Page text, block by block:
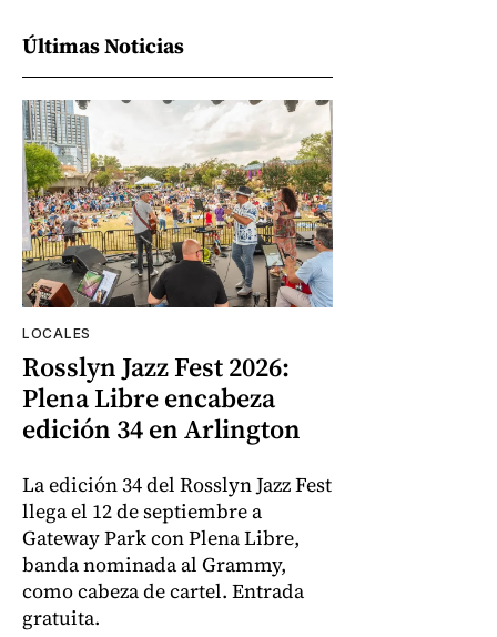
Últimas Noticias
LOCALES
Rosslyn Jazz Fest 2026:
Plena Libre encabeza
edición 34 en Arlington
La edición 34 del Rosslyn Jazz Fest
llega el 12 de septiembre a
Gateway Park con Plena Libre,
banda nominada al Grammy,
como cabeza de cartel. Entrada
gratuita.